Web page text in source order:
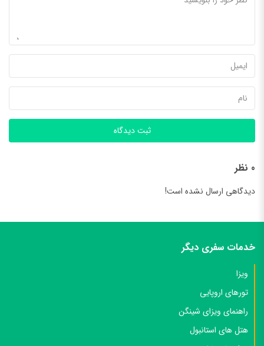
ثبت دیدگاه
0 نظر
دیدگاهی ارسال نشده است!
خدمات سفری دیگر
ویزا
تورهای اروپایی
راهنمای ویزای شینگن
هتل های استانبول